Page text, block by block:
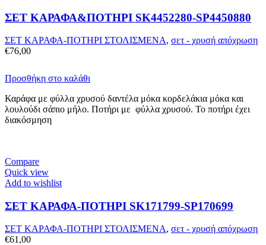
ΣΕΤ ΚΑΡΑΦΑ&ΠΟΤΗΡΙ SK4452280-SP4450880
ΣΕΤ ΚΑΡΑΦΑ-ΠΟΤΗΡΙ ΣΤΟΛΙΣΜΕΝΑ, σετ - χρυσή απόχρωση
€76,00
Προσθήκη στο καλάθι
Καράφα με φύλλα χρυσού δαντέλα μόκα κορδελάκια μόκα και
λουλούδι σάπιο μήλο. Ποτήρι με φύλλα χρυσού. Το ποτήρι έχει
διακόσμηση
Compare
Quick view
Add to wishlist
ΣΕΤ ΚΑΡΑΦΑ-ΠΟΤΗΡΙ SK171799-SP170699
ΣΕΤ ΚΑΡΑΦΑ-ΠΟΤΗΡΙ ΣΤΟΛΙΣΜΕΝΑ, σετ - χρυσή απόχρωση
€61,00